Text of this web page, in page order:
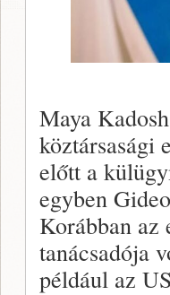
Maya
köztársasági
előtt a
egyben
Korábban
tanácsadója
például az